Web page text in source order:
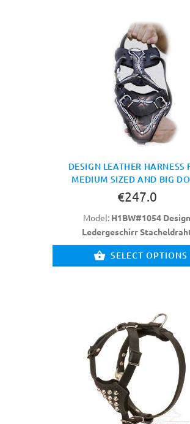
DESIGN LEATHER HARNESS
MEDIUM SIZED AND BIG
€247.0
Model: H1BW#1054 Design
Ledergeschirr
SELECT OPTIONS